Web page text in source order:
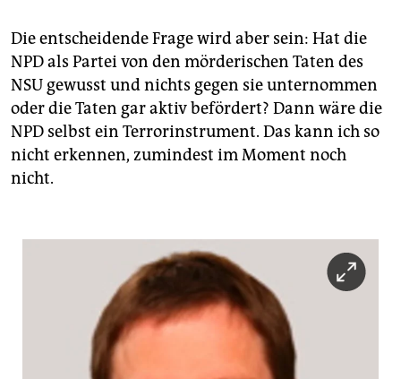
Die entscheidende Frage wird aber sein: Hat die
NPD als Partei von den mörderischen Taten des
NSU gewusst und nichts gegen sie unternommen
oder die Taten gar aktiv befördert? Dann wäre die
NPD selbst ein Terrorinstrument. Das kann ich so
nicht erkennen, zumindest im Moment noch
nicht.